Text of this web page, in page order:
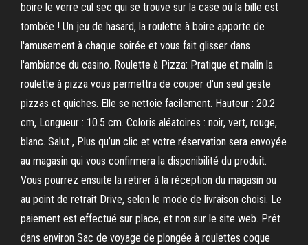
boire le verre cul sec qui se trouve sur la case où la bille est
tombée ! Un jeu de hasard, la roulette à boire apporte de
l'amusement à chaque soirée et vous fait glisser dans
l'ambiance du casino. Roulette à Pizza: Pratique et malin la
roulette à pizza vous permettra de couper d'un seul geste
pizzas et quiches. Elle se nettoie facilement. Hauteur : 20.2
cm, Longueur : 10.5 cm. Coloris aléatoires : noir, vert, rouge,
blanc. Salut , Plus qu’un clic et votre réservation sera envoyée
au magasin qui vous confirmera la disponibilité du produit.
Vous pourrez ensuite la retirer à la réception du magasin ou
au point de retrait Drive, selon le mode de livraison choisi. Le
paiement est effectué sur place, et non sur le site web. Prêt
dans environ Sac de voyage de plongée à roulettes coque